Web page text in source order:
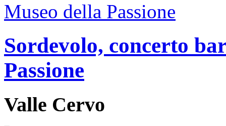
Sordevolo, concerto
Passione
Valle Cervo